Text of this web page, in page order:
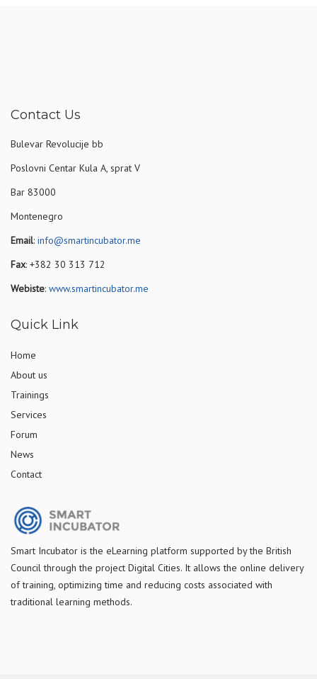
Contact Us
Bulevar Revolucije bb
Poslovni Centar Kula A, sprat V
Bar 83000
Montenegro
Email: info@smartincubator.me
Fax: +382 30 313 712
Webiste: www.smartincubator.me
Quick Link
Home
About us
Trainings
Services
Forum
News
Contact
Smart Incubator is the eLearning platform supported bythe British
Council through the project Digital Cities. It allows the online delivery
of training, optimizing time and reducing costs associated with
traditional learning methods.